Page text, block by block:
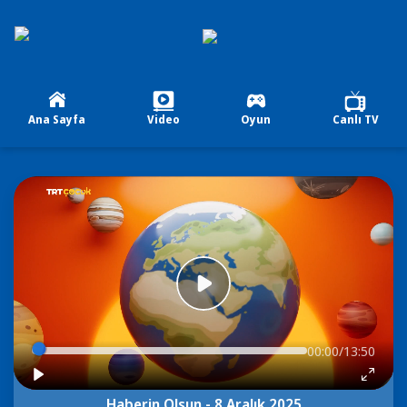
Ana Sayfa Video Oyun Canlı TV
00:00/13:50